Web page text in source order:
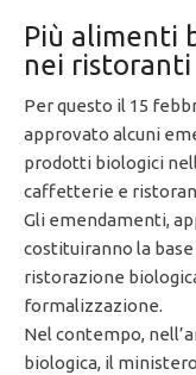
Più alimenti
nei ristoranti
Per questo il 15
approvato alcuni
prodotti biologici
caffetterie e
Gli emendamenti,
costituiranno la
ristorazione
formalizzazione.
Nel contempo,
biologica, il